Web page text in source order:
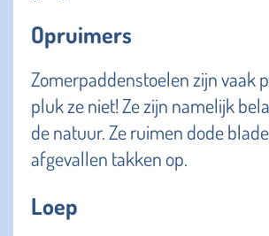
Opruimers
Zomerpaddenstoelen zijn vaak
pluk ze niet! Ze zijn namelijk
de natuur. Ze ruimen dode
afgevallen takken op.
Loep